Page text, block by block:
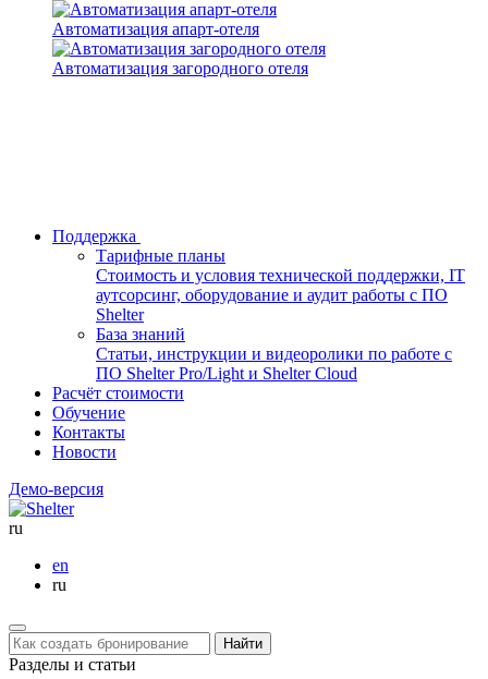
Автоматизация апарт-отеля
Автоматизация загородного отеля
Поддержка
Тарифные планы
Стоимость и условия технической поддержки, IT
аутсорсинг, оборудование и аудит работы с ПО
Shelter
База знаний
Статьи, инструкции и видеоролики по работе с
ПО Shelter Pro/Light и Shelter Cloud
Расчёт стоимости
Обучение
Контакты
Новости
Демо-версия
ru
en
ru
Найти
Разделы и статьи